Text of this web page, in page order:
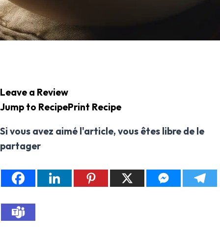
Jump to RecipePrint Recipe
Leave a Review
Si vous avez aimé l'article, vous êtes libre de le
partager